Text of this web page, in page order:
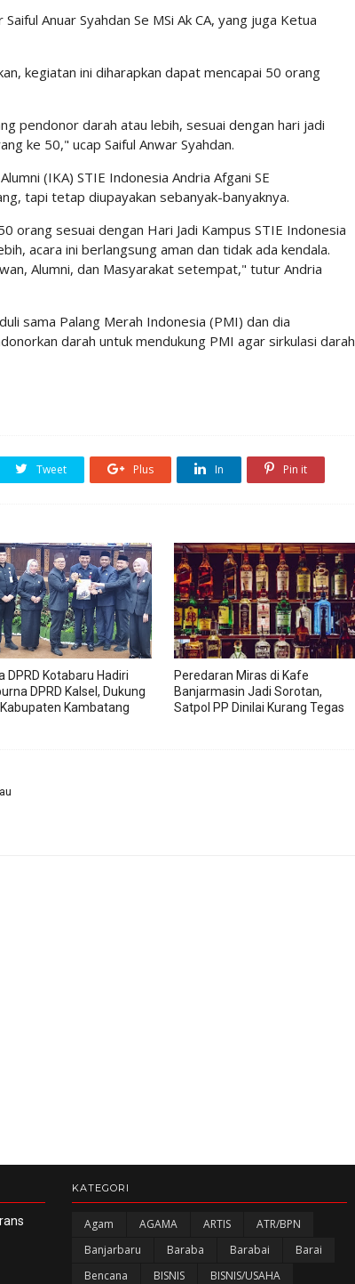
Anuar Syahdan Se MSi Ak CA, yang juga Ketua
kegiatan ini diharapkan dapat mencapai 50 orang
pendonor darah atau lebih, sesuai dengan hari jadi
ke 50," ucap Saiful Anwar Syahdan.
(IKA) STIE Indonesia Andria Afgani SE
tapi tetap diupayakan sebanyak-banyaknya.
orang sesuai dengan Hari Jadi Kampus STIE Indonesia
acara ini berlangsung aman dan tidak ada kendala.
Alumni, dan Masyarakat setempat," tutur Andria
sama Palang Merah Indonesia (PMI) dan dia
darah untuk mendukung PMI agar sirkulasi darah
Tweet Plus In Pin it
DPRD Kotabaru Hadiri
DPRD Kalsel, Dukung
Kabupaten Kambatang
Peredaran Miras di Kafe
Banjarmasin Jadi Sorotan,
Satpol PP Dinilai Kurang Tegas
KATEGORI
Agam AGAMA ARTIS
ATR/BPN
Banjarbaru
Baraba Barabai
Barai
Bencana
BISNIS
BISNIS/USAHA